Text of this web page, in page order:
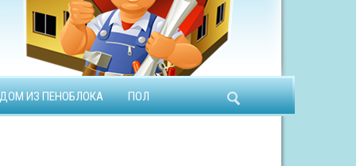
ДОМ ИЗ ПЕНОБЛОКА ПОЛ